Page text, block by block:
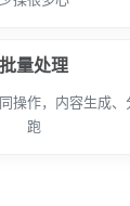
批量处理
操作，内容生成
跑